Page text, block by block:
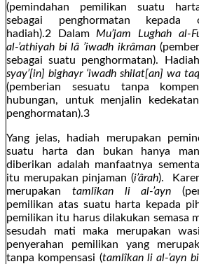
(pemindahan pemilikan suatu
sebagai penghormatan
hadiah).2 Dalam Mu’jam Lughah al-
al-’athiyah bi lâ ’iwadh ikrâman
sebagai suatu penghormatan).
syay’[in] bighayr ‘iwadh shilat[an] wa
(pemberian sesuatu tanpa
hubungan, untuk menjalin
penghormatan).3
Yang jelas, hadiah merupakan
suatu harta dan bukan hanya
diberikan adalah manfaatnya
itu merupakan pinjaman (i’ârah).
merupakan tamlîkan li al-’ayn
pemilikan atas suatu harta kepada
pemilikan itu harus dilakukan semasa
sesudah mati maka merupakan
penyerahan pemilikan yang
tanpa kompensasi (tamlîkan li al-’ayn